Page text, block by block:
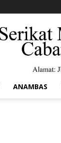
ANAMBAS